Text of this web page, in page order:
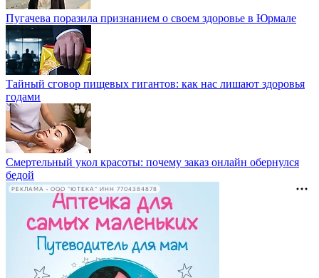
Пугачева поразила признанием о своем здоровье в Юрмале
Тайный сговор пищевых гигантов: как нас лишают здоровья
годами
Смертельный укол красоты: почему заказ онлайн обернулся
бедой
РЕКЛАМА • ООО "ЮТЕКА" ИНН 7704384878